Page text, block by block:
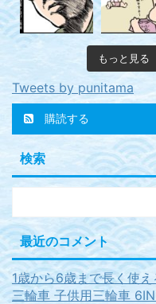
もっと見る
Tweets by punitama
購読する
検索
最近のコメント
1歳から6歳まで長く使
三輪車 子供用三輪車